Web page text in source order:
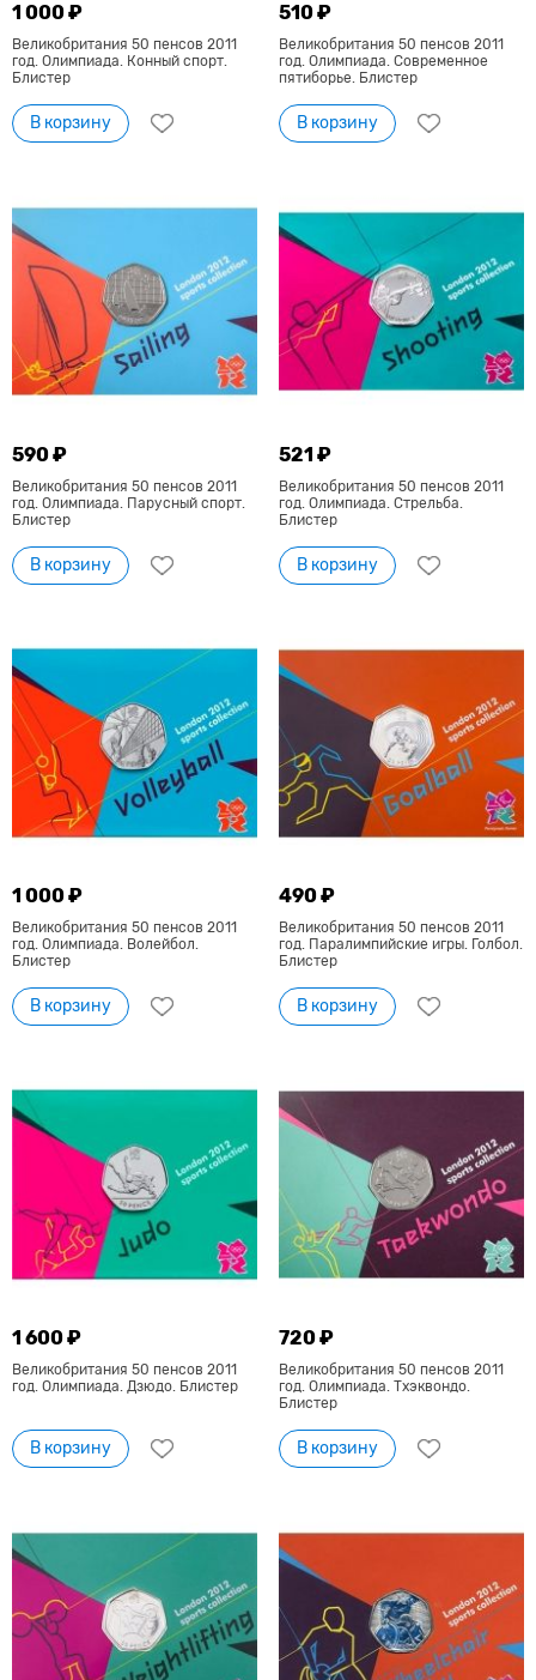
1 000 ₽
Великобритания 50 пенсов 2011
год. Олимпиада. Конный спорт.
Блистер
В корзину
510 ₽
Великобритания 50 пенсов 2011
год. Олимпиада. Современное
пятиборье. Блистер
В корзину
590 ₽
Великобритания 50 пенсов 2011
год. Олимпиада. Парусный спорт.
Блистер
В корзину
521 ₽
Великобритания 50 пенсов 2011
год. Олимпиада. Стрельба.
Блистер
В корзину
1 000 ₽
Великобритания 50 пенсов 2011
год. Олимпиада. Волейбол.
Блистер
В корзину
490 ₽
Великобритания 50 пенсов 2011
год. Паралимпийские игры. Голбол.
Блистер
В корзину
1 600 ₽
Великобритания 50 пенсов 2011
год. Олимпиада. Дзюдо. Блистер
В корзину
720 ₽
Великобритания 50 пенсов 2011
год. Олимпиада. Тхэквондо.
Блистер
В корзину